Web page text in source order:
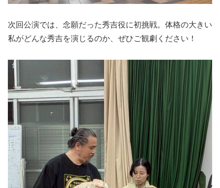
次回公演では、念願だった秀吉役に初挑戦。体格の大きい
私がどんな秀吉を演じるのか、ぜひご観劇ください！